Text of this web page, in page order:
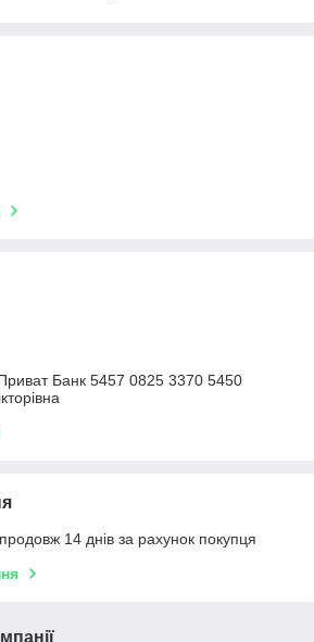
Банк 5457 0825 3370 5450
14 днів за рахунок покупця